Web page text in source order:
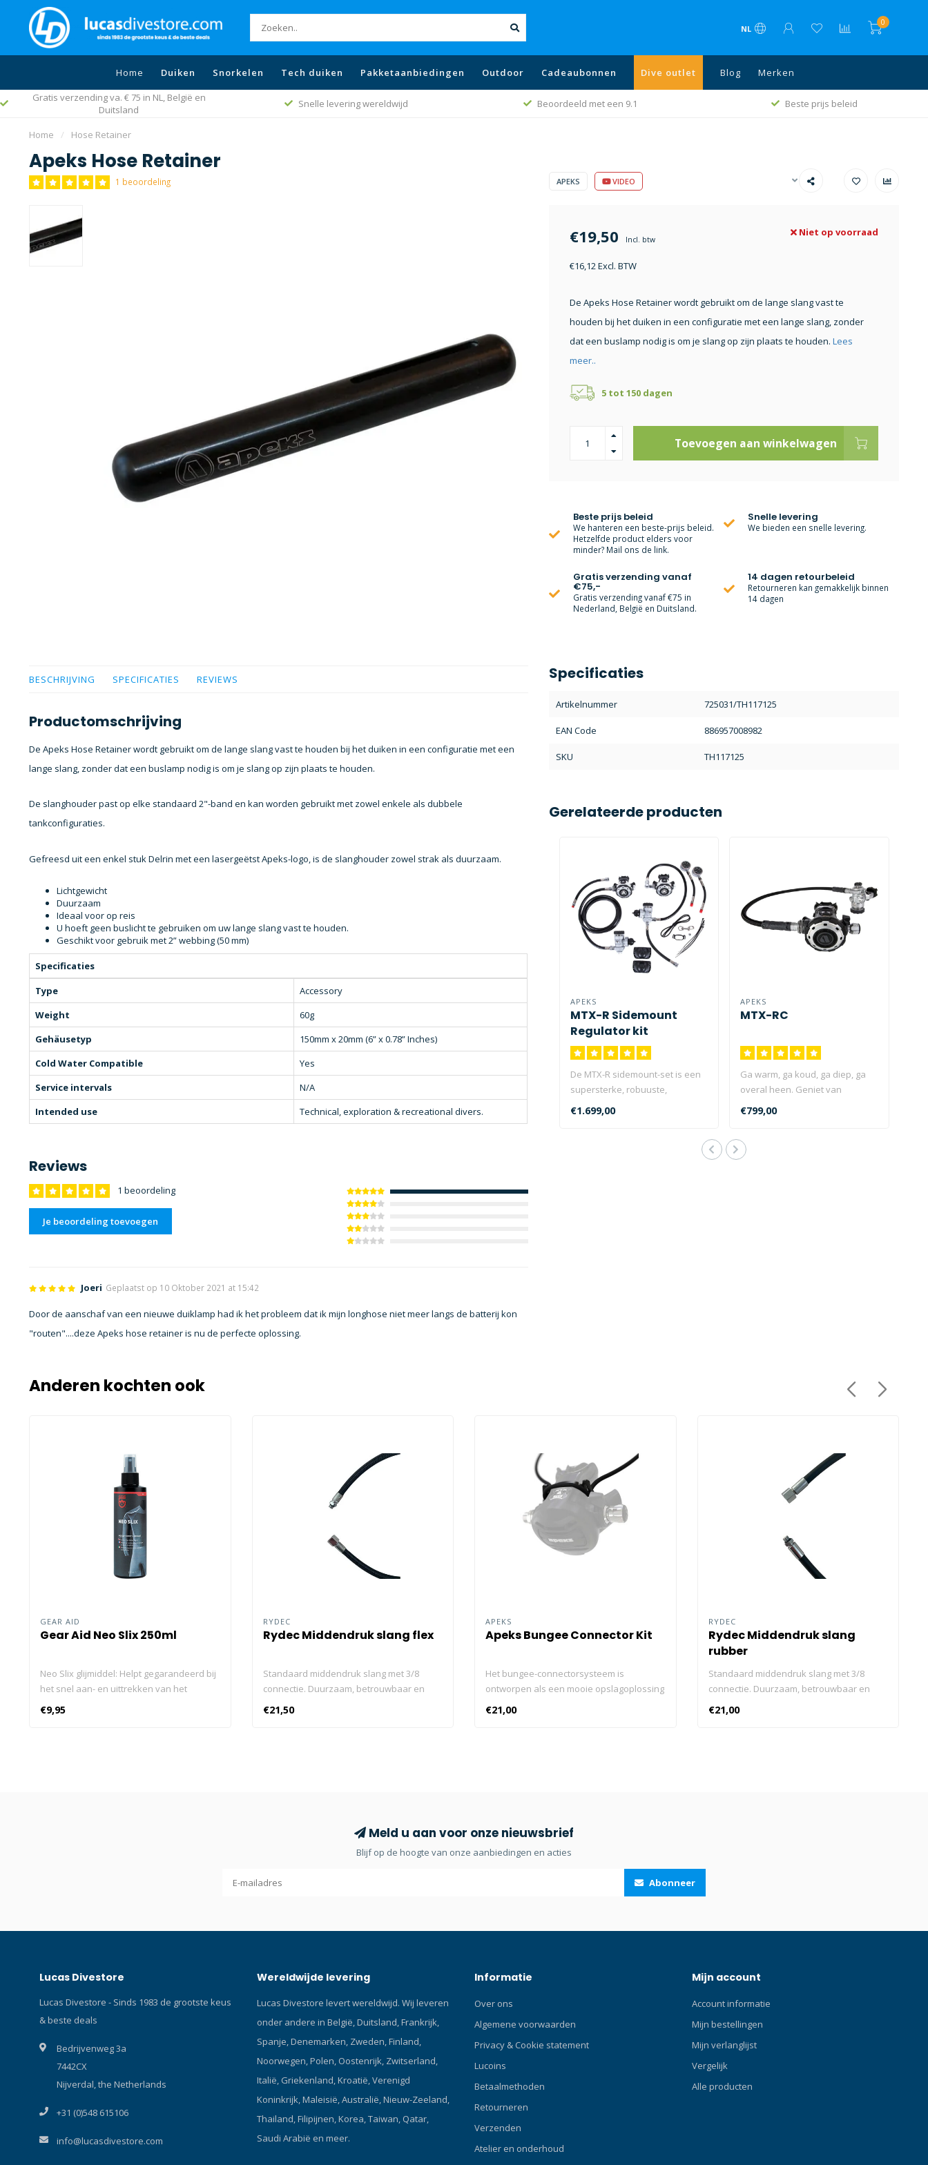
NL
0
Home Duiken Snorkelen Tech duiken Pakketaanbiedingen Outdoor Cadeaubonnen Dive outlet Blog
Merken
Gratis verzending va. € 75 in NL, België en
Duitsland
Snelle levering wereldwijd Beoordeeld met een 9.1 Beste prijs beleid
Home / Hose Retainer
Apeks Hose Retainer
1 beoordeling APEKS VIDEO
€19,50 Incl. btw
€16,12 Excl. BTW
Niet op voorraad
De Apeks Hose Retainer wordt gebruikt om de lange slang vast te
houden bij het duiken in een configuratie met een lange slang, zonder
dat een buslamp nodig is om je slang op zijn plaats te houden. Lees
meer..
5 tot 150 dagen
Toevoegen aan winkelwagen
Beste prijs beleid
We hanteren een beste-prijs beleid.
Hetzelfde product elders voor
minder? Mail ons de link.
Snelle levering
We bieden een snelle levering.
Gratis verzending vanaf
€75,-
Gratis verzending vanaf €75 in
Nederland, België en Duitsland.
14 dagen retourbeleid
Retourneren kan gemakkelijk binnen
14 dagen
BESCHRIJVING SPECIFICATIES REVIEWS
Productomschrijving
De Apeks Hose Retainer wordt gebruikt om de lange slang vast te houden bij het duiken in een configuratie met een
lange slang, zonder dat een buslamp nodig is om je slang op zijn plaats te houden.
De slanghouder past op elke standaard 2"-band en kan worden gebruikt met zowel enkele als dubbele
tankconfiguraties.
Gefreesd uit een enkel stuk Delrin met een lasergeëtst Apeks-logo, is de slanghouder zowel strak als duurzaam.
Lichtgewicht
Duurzaam
Ideaal voor op reis
U hoeft geen buslicht te gebruiken om uw lange slang vast te houden.
Geschikt voor gebruik met 2” webbing (50 mm)
Specificaties
Type
Accessory
Weight
60g
Gehäusetyp
150mm x 20mm (6” x 0.78” Inches)
Cold Water Compatible
Yes
Service intervals
N/A
Intended use
Technical, exploration & recreational divers.
Reviews
1 beoordeling
Je beoordeling toevoegen
Joeri Geplaatst op 10 Oktober 2021 at 15:42
Door de aanschaf van een nieuwe duiklamp had ik het probleem dat ik mijn longhose niet meer langs de batterij kon
"routen"....deze Apeks hose retainer is nu de perfecte oplossing.
Specificaties
Artikelnummer 725031/TH117125
EAN Code 886957008982
SKU TH117125
Gerelateerde producten
APEKS
MTX-R Sidemount
Regulator kit
De MTX-R sidemount-set is een
supersterke, robuuste,
€1.699,00
APEKS
MTX-RC
Ga warm, ga koud, ga diep, ga
overal heen. Geniet van
€799,00
Anderen kochten ook
GEAR AID
Gear Aid Neo Slix 250ml
Neo Slix glijmiddel: Helpt gegarandeerd bij
het snel aan- en uittrekken van het
neopreen nat- of droogpak. Voorkomt
tevens ongemakken zoals het schuren
€9,95
RYDEC
Rydec Middendruk slang flex
Standaard middendruk slang met 3/8
connectie. Duurzaam, betrouwbaar en
verkrijgbaar in meerdere
lengtes.Standaard middendruk slang met
€21,50
APEKS
Apeks Bungee Connector Kit
Het bungee-connectorsysteem is
ontworpen als een mooie opslagoplossing
voor uw back-upautomaat en kan worden
geconfigureerd volgens de persoonlijke
Handleiding Mondstuk Clip Kenmerken
Innovatieve oplossing om uw back-up
regulator in de juiste positie te houden.
ademautomaat in de mond van een
decompressie op trapregelaars worden
gebruiker te monteren is. De bungee-
alle XTX100 TEK-sets, zijmontagesets en
TEK3-sets, maar is apart verkrijgbaar. Type
Ja Wartungs Intervall Ja Intended use
Technical, exploration & recreational
divers. Het bungee-connectorsysteem is
voor uw back-upautomaat en kan worden
geconfigureerd volgens de persoonlijke
voorkeur van een duiker.
€21,00
RYDEC
Rydec Middendruk slang
rubber
Standaard middendruk slang met 3/8
connectie. Duurzaam, betrouwbaar en
verkrijgbaar in verschillende
lengtes.Standaard middendruk slang met
€21,00
Meld u aan voor onze nieuwsbrief
Blijf op de hoogte van onze aanbiedingen en acties
Abonneer
Lucas Divestore
Lucas Divestore - Sinds 1983 de grootste keus
& beste deals
Bedrijvenweg 3a
7442CX
Nijverdal, the Netherlands
+31 (0)548 615106
info@lucasdivestore.com
Wereldwijde levering
Lucas Divestore levert wereldwijd. Wij leveren
onder andere in België, Duitsland, Frankrijk,
Spanje, Denemarken, Zweden, Finland,
Noorwegen, Polen, Oostenrijk, Zwitserland,
Italië, Griekenland, Kroatië, Verenigd
Koninkrijk, Maleisië, Australië, Nieuw-Zeeland,
Thailand, Filipijnen, Korea, Taiwan, Qatar,
Saudi Arabië en meer.
Informatie
Over ons
Algemene voorwaarden
Privacy & Cookie statement
Lucoins
Betaalmethoden
Retourneren
Verzenden
Atelier en onderhoud
Mijn account
Account informatie
Mijn bestellingen
Mijn verlanglijst
Vergelijk
Alle producten